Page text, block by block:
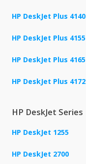
HP DeskJet Plus 4140
HP DeskJet Plus 4155
HP DeskJet Plus 4165
HP DeskJet Plus 4172
HP DeskJet Series
HP DeskJet 1255
HP DeskJet 2700